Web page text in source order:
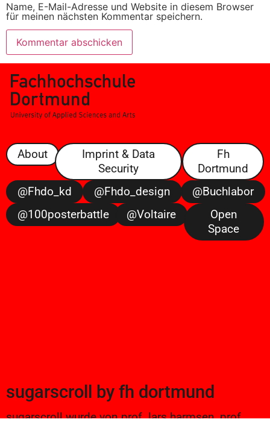
Name, E-Mail-Adresse und Website in diesem Browser
für meinen nächsten Kommentar speichern.
About
Imprint & Data
Security
Fh
Dortmund
@fhdo_kd
@fhdo_design
@buchlabor
@100posterbattle
@voltaire
Open
Space
sugarscroll by fh dortmund
sugarscroll wurde von prof. lars harmsen, prof.